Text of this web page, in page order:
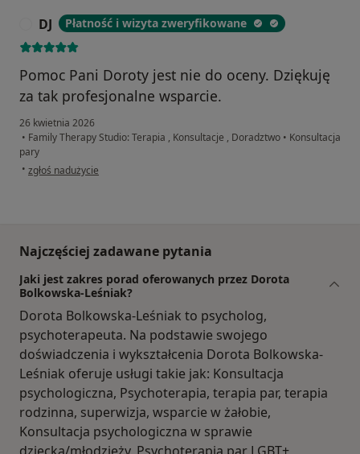
DJ Płatność i wizyta zweryfikowane
Pomoc Pani Doroty jest nie do oceny. Dziękuję
za tak profesjonalne wsparcie.
26 kwietnia 2026
• Family Therapy Studio: Terapia , Konsultacje , Doradztwo • Konsultacja
pary
• w opinii użytkownika DJ
zgłoś nadużycie
Najczęściej zadawane pytania
Jaki jest zakres porad oferowanych przez Dorota
Bolkowska-Leśniak?
Dorota Bolkowska-Leśniak to psycholog,
psychoterapeuta. Na podstawie swojego
doświadczenia i wykształcenia Dorota Bolkowska-
Leśniak oferuje usługi takie jak: Konsultacja
psychologiczna, Psychoterapia, terapia par, terapia
rodzinna, superwizja, wsparcie w żałobie,
Konsultacja psychologiczna w sprawie